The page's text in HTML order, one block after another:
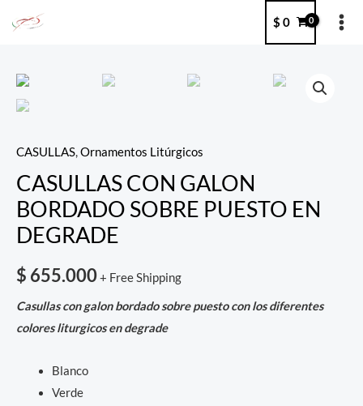
$ 0
CASULLAS,Ornamentos Litúrgicos
CASULLAS CON GALON
BORDADO SOBRE PUESTO EN
DEGRADE
$ 655.000+ Free Shipping
Casullas con galon bordado sobre puesto con los diferentes
colores liturgicos en degrade
Blanco
Verde
CASULLAS
GALON
SOBRE
PUESTO
EN
DEGRADE
quantity